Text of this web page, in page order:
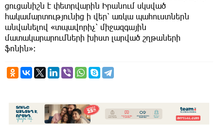
ցուցանիշն է փետրվարին Իրանում սկսված
հակամարտությունից ի վեր՝ առկա պահուստներն
անվանելով «տպավորիչ՝ միջազգային
մատակարարումների խիստ լարված շղթաների
ֆոնին»։